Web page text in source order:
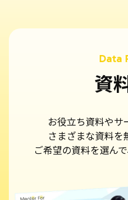
資
お役立ち資料やサ
さまざまな資料を
ご希望の資料を選ん